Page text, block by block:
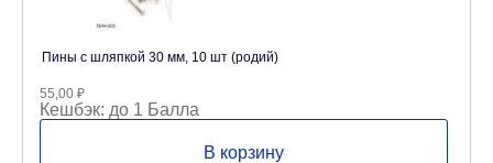
Пины с шляпкой 30 мм, 10 шт (родий)
55,00 ₽
Кешбэк: до 1 Балла
В корзину